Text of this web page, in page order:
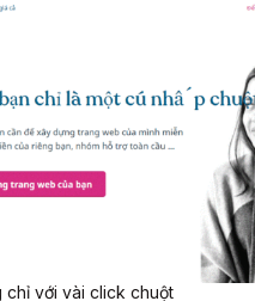
chỉ với vài click chuột